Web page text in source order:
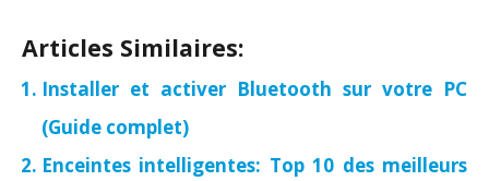
Articles Similaires:
Installer et activer Bluetooth sur votre PC
(Guide complet)
Enceintes intelligentes: Top 10 des meilleurs